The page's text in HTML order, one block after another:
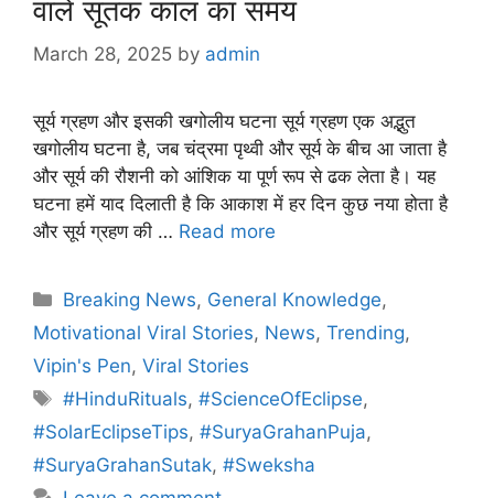
वाले सूतक काल का समय
March 28, 2025 by admin
सूर्य ग्रहण और इसकी खगोलीय घटना सूर्य ग्रहण एक अद्भुत
खगोलीय घटना है, जब चंद्रमा पृथ्वी और सूर्य के बीच आ जाता है
और सूर्य की रौशनी को आंशिक या पूर्ण रूप से ढक लेता है। यह
घटना हमें याद दिलाती है कि आकाश में हर दिन कुछ नया होता है
और सूर्य ग्रहण की … Read more
Categories
Breaking News, General Knowledge,
Motivational Viral Stories, News, Trending,
Vipin's Pen, Viral Stories
Tags
#HinduRituals,#ScienceOfEclipse,
#SolarEclipseTips, #SuryaGrahanPuja,
#SuryaGrahanSutak, #Sweksha